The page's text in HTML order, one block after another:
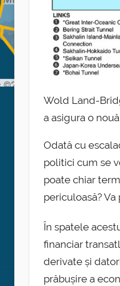
Wold Land-
a asigura o
Odată cu
politici cum se
poate chiar
periculoasă?
În spatele
financiar
derivate și
prăbușire a